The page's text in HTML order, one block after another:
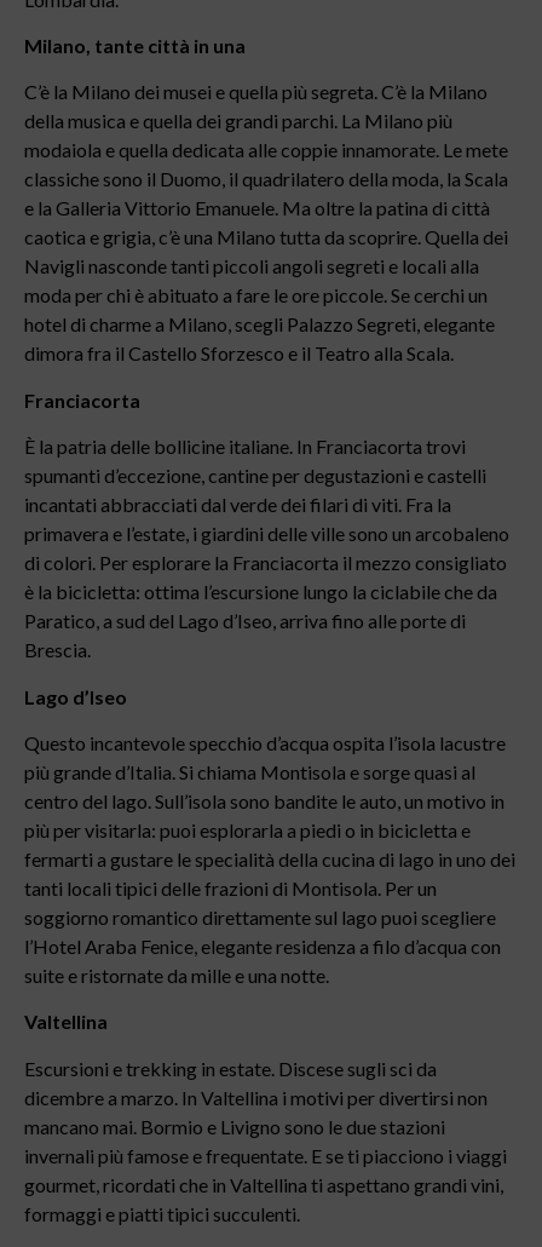
Milano, tante città in una
C’è la Milano dei musei e quella più segreta. C’è la Milano
della musica e quella dei grandi parchi. La Milano più
modaiola e quella dedicata alle coppie innamorate. Le mete
classiche sono il Duomo, il quadrilatero della moda, la Scala
e la Galleria Vittorio Emanuele. Ma oltre la patina di città
caotica e grigia, c’è una Milano tutta da scoprire. Quella dei
Navigli nasconde tanti piccoli angoli segreti e locali alla
moda per chi è abituato a fare le ore piccole. Se cerchi un
hotel di charme a Milano, scegli Palazzo Segreti, elegante
dimora fra il Castello Sforzesco e il Teatro alla Scala.
Franciacorta
È la patria delle bollicine italiane. In Franciacorta trovi
spumanti d’eccezione, cantine per degustazioni e castelli
incantati abbracciati dal verde dei filari di viti. Fra la
primavera e l’estate, i giardini delle ville sono un arcobaleno
di colori. Per esplorare la Franciacorta il mezzo consigliato
è la bicicletta: ottima l’escursione lungo la ciclabile che da
Paratico, a sud del Lago d’Iseo, arriva fino alle porte di
Brescia.
Lago d’Iseo
Questo incantevole specchio d’acqua ospita l’isola lacustre
più grande d’Italia. Si chiama Montisola e sorge quasi al
centro del lago. Sull’isola sono bandite le auto, un motivo in
più per visitarla: puoi esplorarla a piedi o in bicicletta e
fermarti a gustare le specialità della cucina di lago in uno dei
tanti locali tipici delle frazioni di Montisola. Per un
soggiorno romantico direttamente sul lago puoi scegliere
l’Hotel Araba Fenice, elegante residenza a filo d’acqua con
suite e ristornate da mille e una notte.
Valtellina
Escursioni e trekking in estate. Discese sugli sci da
dicembre a marzo. In Valtellina i motivi per divertirsi non
mancano mai. Bormio e Livigno sono le due stazioni
invernali più famose e frequentate. E se ti piacciono i viaggi
gourmet, ricordati che in Valtellina ti aspettano grandi vini,
formaggi e piatti tipici succulenti.